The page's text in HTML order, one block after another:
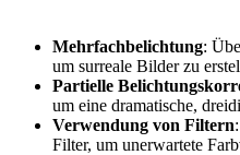
Mehrfachbelichtung:
um surreale Bilder zu
Partielle
um eine dramatische,
Verwendung von Filtern
Filter, um unerwartete